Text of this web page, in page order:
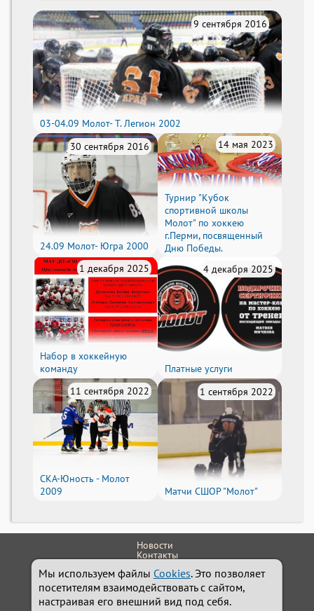
9 сентября 2016
03-04.09 Молот- Т. Легион 2002
30 сентября 2016
24.09 Молот- Югра 2000
14 мая 2023
Турнир "Кубок
спортивной школы
Молот" по хоккею
г.Перми, посвященный
Дню Победы.
1 декабря 2025
Набор в хоккейную
команду
4 декабря 2025
Платные услуги
11 сентября 2022
СКА-Юность - Молот
2009
1 сентября 2022
Матчи СШОР "Молот"
Новости
Контакты
+7 (342) 242-24-32Администратор
school.molot@yandex.ru
Мы используем файлы Cookies. Это позволяет
посетителям взаимодействовать с сайтом,
настраивая его внешний вид под себя.